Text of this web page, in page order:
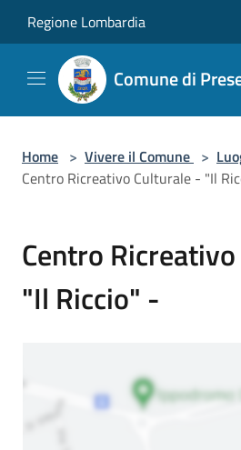
Regione Lombardia
Comune di
Home > Vivere il Comune >
Centro Ricreativo Culturale - "Il
Centro
"Il Riccio" -